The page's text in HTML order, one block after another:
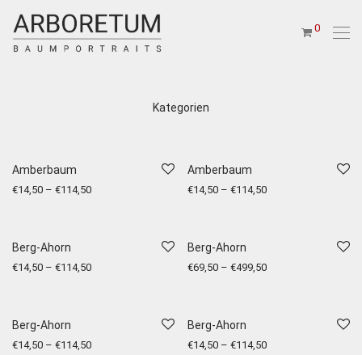
0
Kategorien
Amberbaum
€14,50 – €114,50
Amberbaum
€14,50 – €114,50
Berg-Ahorn
€14,50 – €114,50
Berg-Ahorn
€69,50 – €499,50
Berg-Ahorn
€14,50 – €114,50
Berg-Ahorn
€14,50 – €114,50